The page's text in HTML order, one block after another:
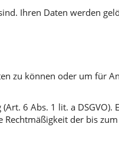
Ihren Daten werden
zu können oder um für
6 Abs. 1 lit. a DSGVO).
der bis